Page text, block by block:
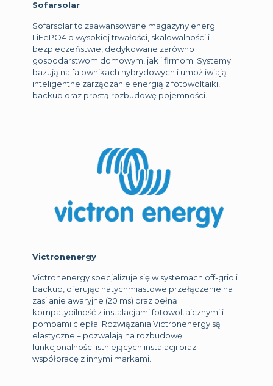
Sofarsolar
Sofarsolar to zaawansowane magazyny energii
LiFePO4 o wysokiej trwałości, skalowalności i
bezpieczeństwie, dedykowane zarówno
gospodarstwom domowym, jak i firmom. Systemy
bazują na falownikach hybrydowych i umożliwiają
inteligentne zarządzanie energią z fotowoltaiki,
backup oraz prostą rozbudowę pojemności.
Victronenergy
Victronenergy specjalizuje się w systemach off-grid i
backup, oferując natychmiastowe przełączenie na
zasilanie awaryjne (20 ms) oraz pełną
kompatybilność z instalacjami fotowoltaicznymi i
pompami ciepła. Rozwiązania Victronenergy są
elastyczne – pozwalają na rozbudowę
funkcjonalności istniejących instalacji oraz
współpracę z innymi markami.